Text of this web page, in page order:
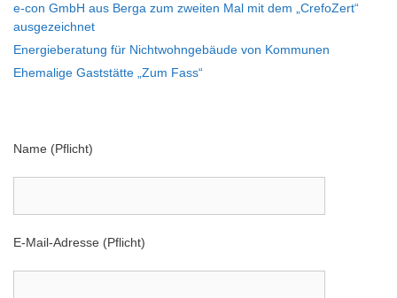
e-con GmbH aus Berga zum zweiten Mal mit dem „CrefoZert“
ausgezeichnet
Energieberatung für Nichtwohngebäude von Kommunen
Ehemalige Gaststätte „Zum Fass“
Name (Pflicht)
E-Mail-Adresse (Pflicht)